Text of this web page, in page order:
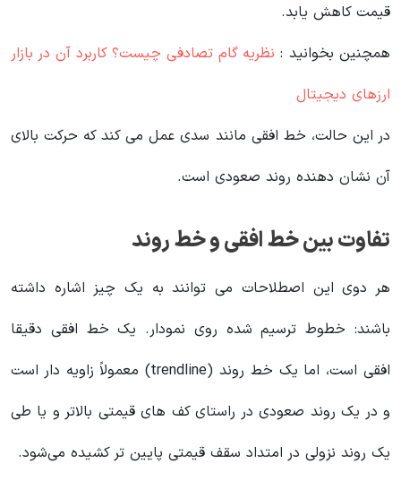
قیمت کاهش یابد.
همچنین بخوانید : نظریه گام تصادفی چیست؟ کاربرد آن در بازار
ارزهای دیجیتال
در این حالت، خط افقی مانند سدی عمل می کند که حرکت بالای
آن نشان دهنده روند صعودی است.
تفاوت بین خط افقی و خط روند
هر دوی این اصطلاحات می توانند به یک چیز اشاره داشته
باشند: خطوط ترسیم شده روی نمودار. یک خط افقی دقیقا
افقی است، اما یک خط روند (trendline) معمولاً زاویه دار است
و در یک روند صعودی در راستای کف های قیمتی بالاتر و یا طی
یک روند نزولی در امتداد سقف قیمتی پایین تر کشیده می‌شود.